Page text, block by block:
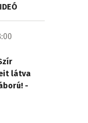
látva
-